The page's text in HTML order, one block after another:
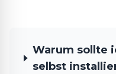
Warum sollte
selbst